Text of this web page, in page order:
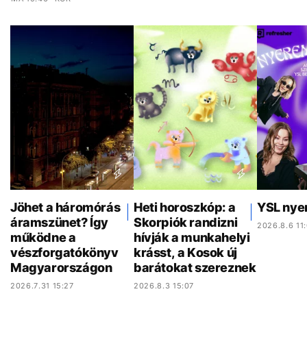
Jöhet a háromórás
áramszünet? Így
működne a
vészforgatókönyv
Magyarországon
2026.7.31 15:27
Heti horoszkóp: a
Skorpiók randizni
hívják a munkahelyi
krásst, a Kosok új
barátokat szereznek
2026.8.3 15:07
YSL
2026.8.6